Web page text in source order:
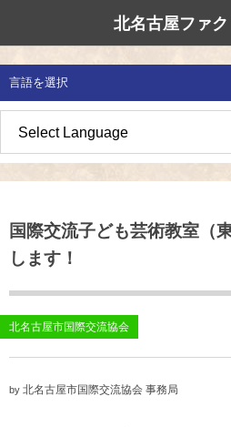
北名古屋ファ
言語を選択
国際交流子ども芸術教室（
します！
北名古屋市国際交流協会
by 北名古屋市国際交流協会 事務局
地域みがき
地域じまん
オススメの場所
イベント・活動紹介
生活情報
ボランティア